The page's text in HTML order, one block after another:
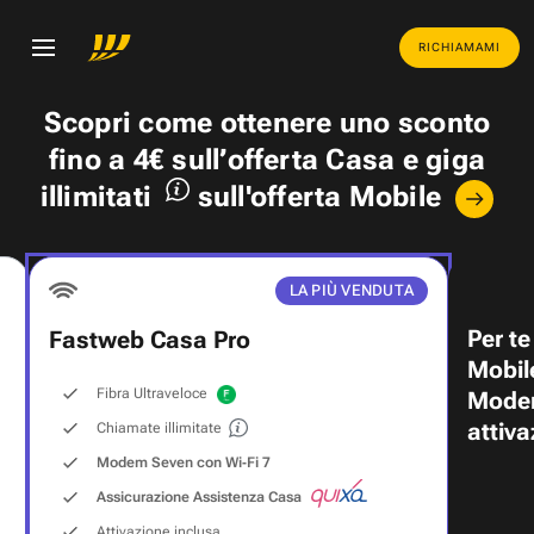
RICHIAMAMI
Scopri come ottenere uno sconto
fino a 4€ sull’offerta Casa egiga
illimitati
sull'offerta Mobile
LA PIÙ VENDUTA
Fastweb Casa Pro
Fibra Ultraveloce
Chiamate illimitate
Modem Seven con Wi‑Fi 7
Assicurazione Assistenza Casa
Per